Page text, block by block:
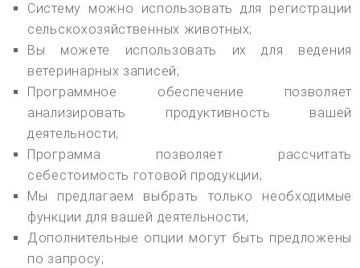
Систему можно использовать для регистрации
сельскохозяйственных животных;
Вы можете использовать их для ведения
ветеринарных записей;
Программное обеспечение позволяет
анализировать продуктивность вашей
деятельности;
Программа позволяет рассчитать
себестоимость готовой продукции;
Мы предлагаем выбрать только необходимые
функции для вашей деятельности;
Дополнительные опции могут быть предложены
по запросу;